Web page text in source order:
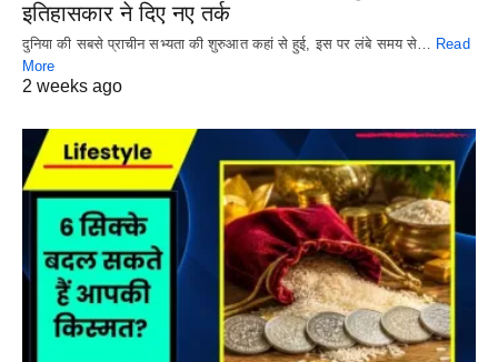
इतिहासकार ने दिए नए तर्क
दुनिया की सबसे प्राचीन सभ्यता की शुरुआत कहां से हुई, इस पर लंबे समय से… Read
More
2 weeks ago